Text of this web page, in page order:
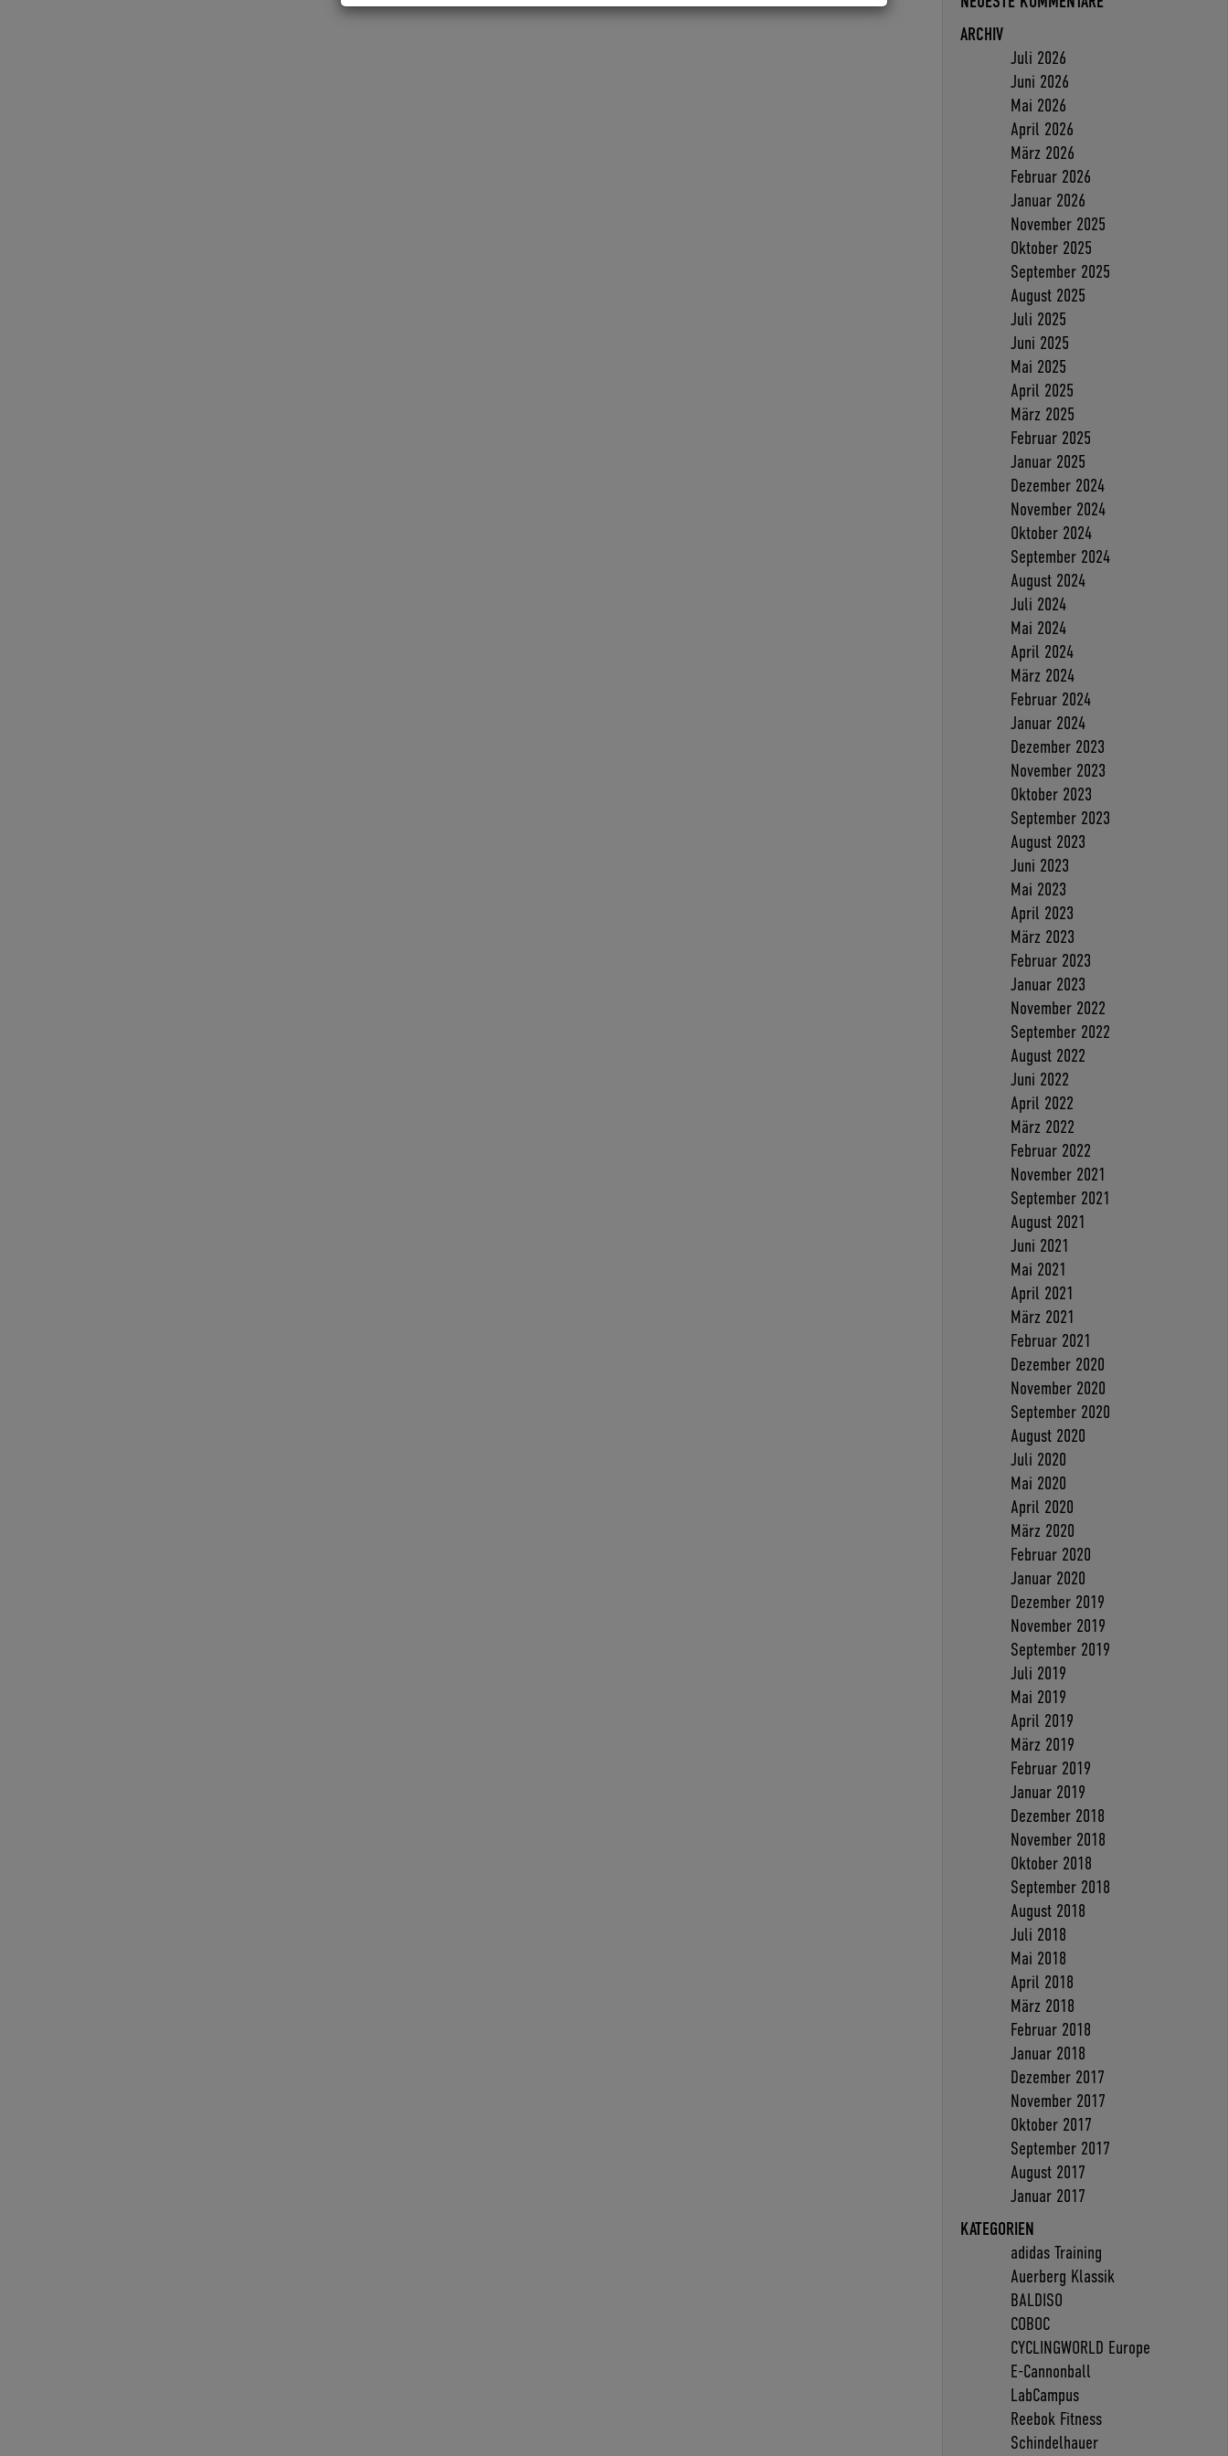
ARCHIV
Juli 2026
Juni 2026
Mai 2026
April 2026
März 2026
Februar 2026
Januar 2026
November 2025
Oktober 2025
September 2025
August 2025
Juli 2025
Juni 2025
Mai 2025
April 2025
März 2025
Februar 2025
Januar 2025
Dezember 2024
November 2024
Oktober 2024
September 2024
August 2024
Juli 2024
Mai 2024
April 2024
März 2024
Februar 2024
Januar 2024
Dezember 2023
November 2023
Oktober 2023
September 2023
August 2023
Juni 2023
Mai 2023
April 2023
März 2023
Februar 2023
Januar 2023
November 2022
September 2022
August 2022
Juni 2022
April 2022
März 2022
Februar 2022
November 2021
September 2021
August 2021
Juni 2021
Mai 2021
April 2021
März 2021
Februar 2021
Dezember 2020
November 2020
September 2020
August 2020
Juli 2020
Mai 2020
April 2020
März 2020
Februar 2020
Januar 2020
Dezember 2019
November 2019
September 2019
Juli 2019
Mai 2019
April 2019
März 2019
Februar 2019
Januar 2019
Dezember 2018
November 2018
Oktober 2018
September 2018
August 2018
Juli 2018
Mai 2018
April 2018
März 2018
Februar 2018
Januar 2018
Dezember 2017
November 2017
Oktober 2017
September 2017
August 2017
Januar 2017
KATEGORIEN
adidas Training
Auerberg Klassik
BALDISO
COBOC
CYCLINGWORLD Europe
E-Cannonball
LabCampus
Reebok Fitness
Schindelhauer